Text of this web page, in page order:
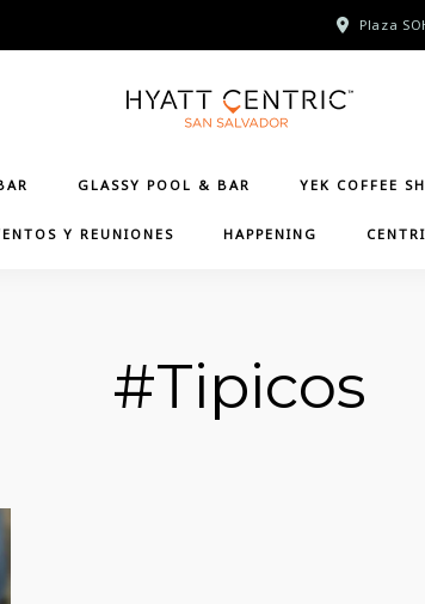
Plaza
GLASSY POOL & BAR YEK COFFEE
Y REUNIONES HAPPENING
#Tipicos